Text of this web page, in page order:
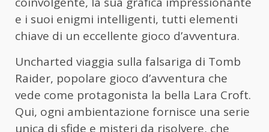
e i suoi enigmi intelligenti, tutti elementi
chiave di un eccellente gioco d’avventura.
Uncharted viaggia sulla falsariga di Tomb
Raider, popolare gioco d’avventura che
vede come protagonista la bella Lara Croft.
Qui, ogni ambientazione fornisce una serie
unica di sfide e misteri da risolvere, che